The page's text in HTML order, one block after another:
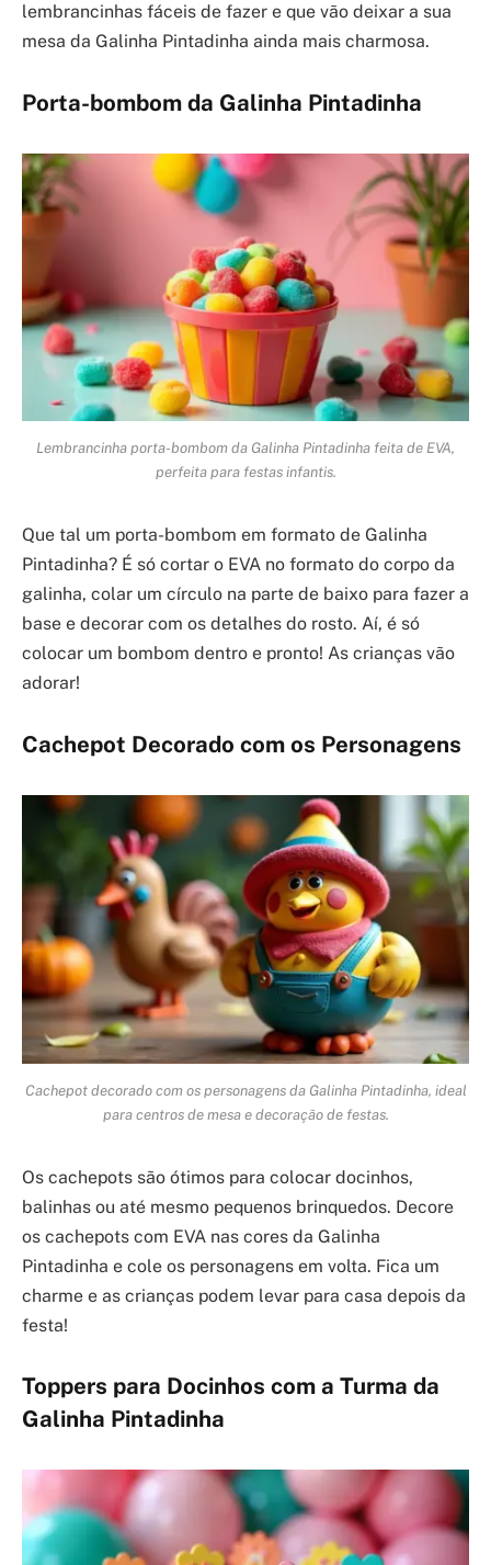
lembrancinhas fáceis de fazer e que vão deixar a sua
mesa da Galinha Pintadinha ainda mais charmosa.
Porta-bombom da Galinha Pintadinha
Lembrancinha porta-bombom da Galinha Pintadinha feita de EVA,
perfeita para festas infantis.
Que tal um porta-bombom em formato de Galinha
Pintadinha? É só cortar o EVA no formato do corpo da
galinha, colar um círculo na parte de baixo para fazer a
base e decorar com os detalhes do rosto. Aí, é só
colocar um bombom dentro e pronto! As crianças vão
adorar!
Cachepot Decorado com os Personagens
Cachepot decorado com os personagens da Galinha Pintadinha, ideal
para centros de mesa e decoração de festas.
Os cachepots são ótimos para colocar docinhos,
balinhas ou até mesmo pequenos brinquedos. Decore
os cachepots com EVA nas cores da Galinha
Pintadinha e cole os personagens em volta. Fica um
charme e as crianças podem levar para casa depois da
festa!
Toppers para Docinhos com a Turma da
Galinha Pintadinha